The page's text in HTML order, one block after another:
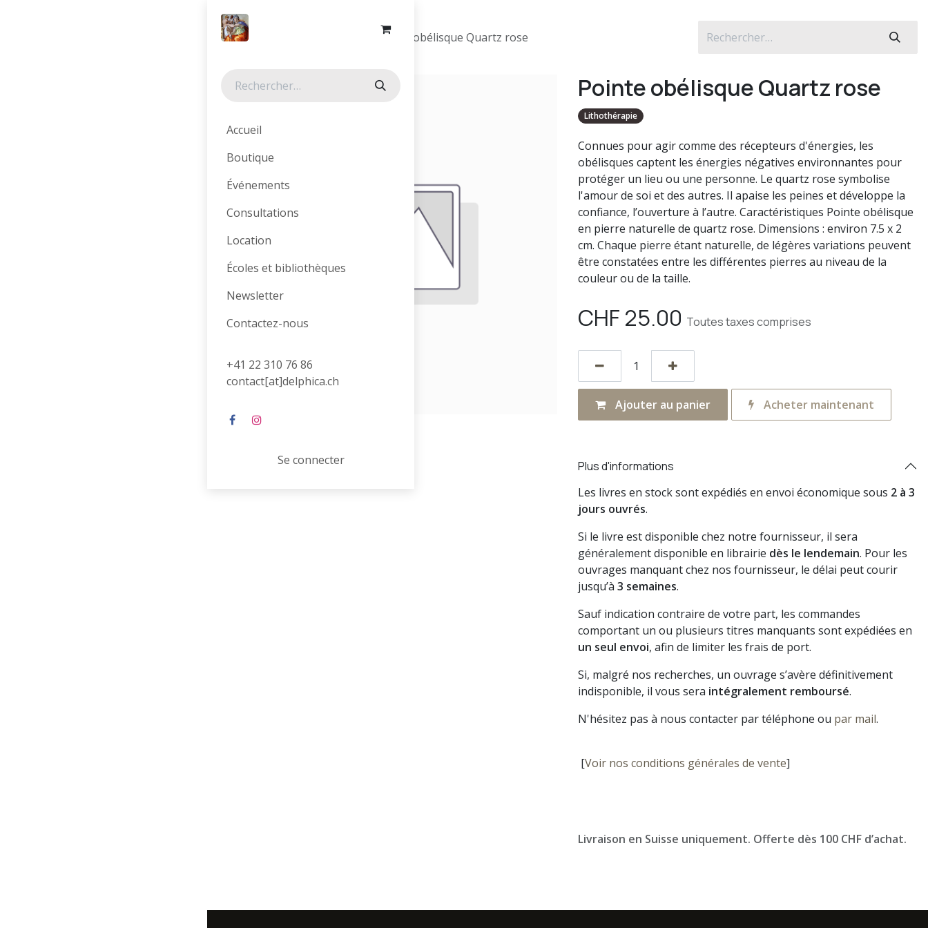
Accueil
Boutique
Événements
Consultations
Location
Écoles et bibliothèques
Newsletter
Contactez-nous
+41 22 310 76 86
contact[at]delphica.ch
Se connecter
Tous les produits Pointe obélisque Quartz rose
Pointe obélisque Quartz rose
Lithothérapie
Connues pour agir comme des récepteurs d'énergies, les
obélisques captent les énergies négatives environnantes pour
protéger un lieu ou une personne. Le quartz rose symbolise
l'amour de soi et des autres. Il apaise les peines et développe la
confiance, l’ouverture à l’autre. Caractéristiques Pointe obélisque
en pierre naturelle de quartz rose. Dimensions : environ 7.5 x 2
cm. Chaque pierre étant naturelle, de légères variations peuvent
être constatées entre les différentes pierres au niveau de la
couleur ou de la taille.
CHF 25.00 Toutes taxes comprises
Ajouter au panier Acheter maintenant
Plus d'informations
Les livres en stock sont expédiés en envoi économique sous 2 à 3
jours ouvrés.
Si le livre est disponible chez notre fournisseur, il sera
généralement disponible en librairie dès le lendemain. Pour les
ouvrages manquant chez nos fournisseur, le délai peut courir
jusqu’à 3 semaines.
Sauf indication contraire de votre part, les commandes
comportant un ou plusieurs titres manquants sont expédiées en
un seul envoi, afin de limiter les frais de port.
Si, malgré nos recherches, un ouvrage s’avère définitivement
indisponible, il vous sera intégralement remboursé.
N'hésitez pas à nous contacter par téléphone ou par mail.
[Voir nos conditions générales de vente]
Livraison en Suisse uniquement. Offerte dès 100 CHF d’achat.